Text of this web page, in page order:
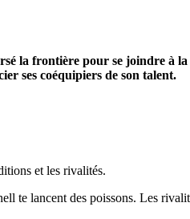
la frontière pour se joindre à
ses coéquipiers de son talent.
et les rivalités.
te lancent des poissons. Les